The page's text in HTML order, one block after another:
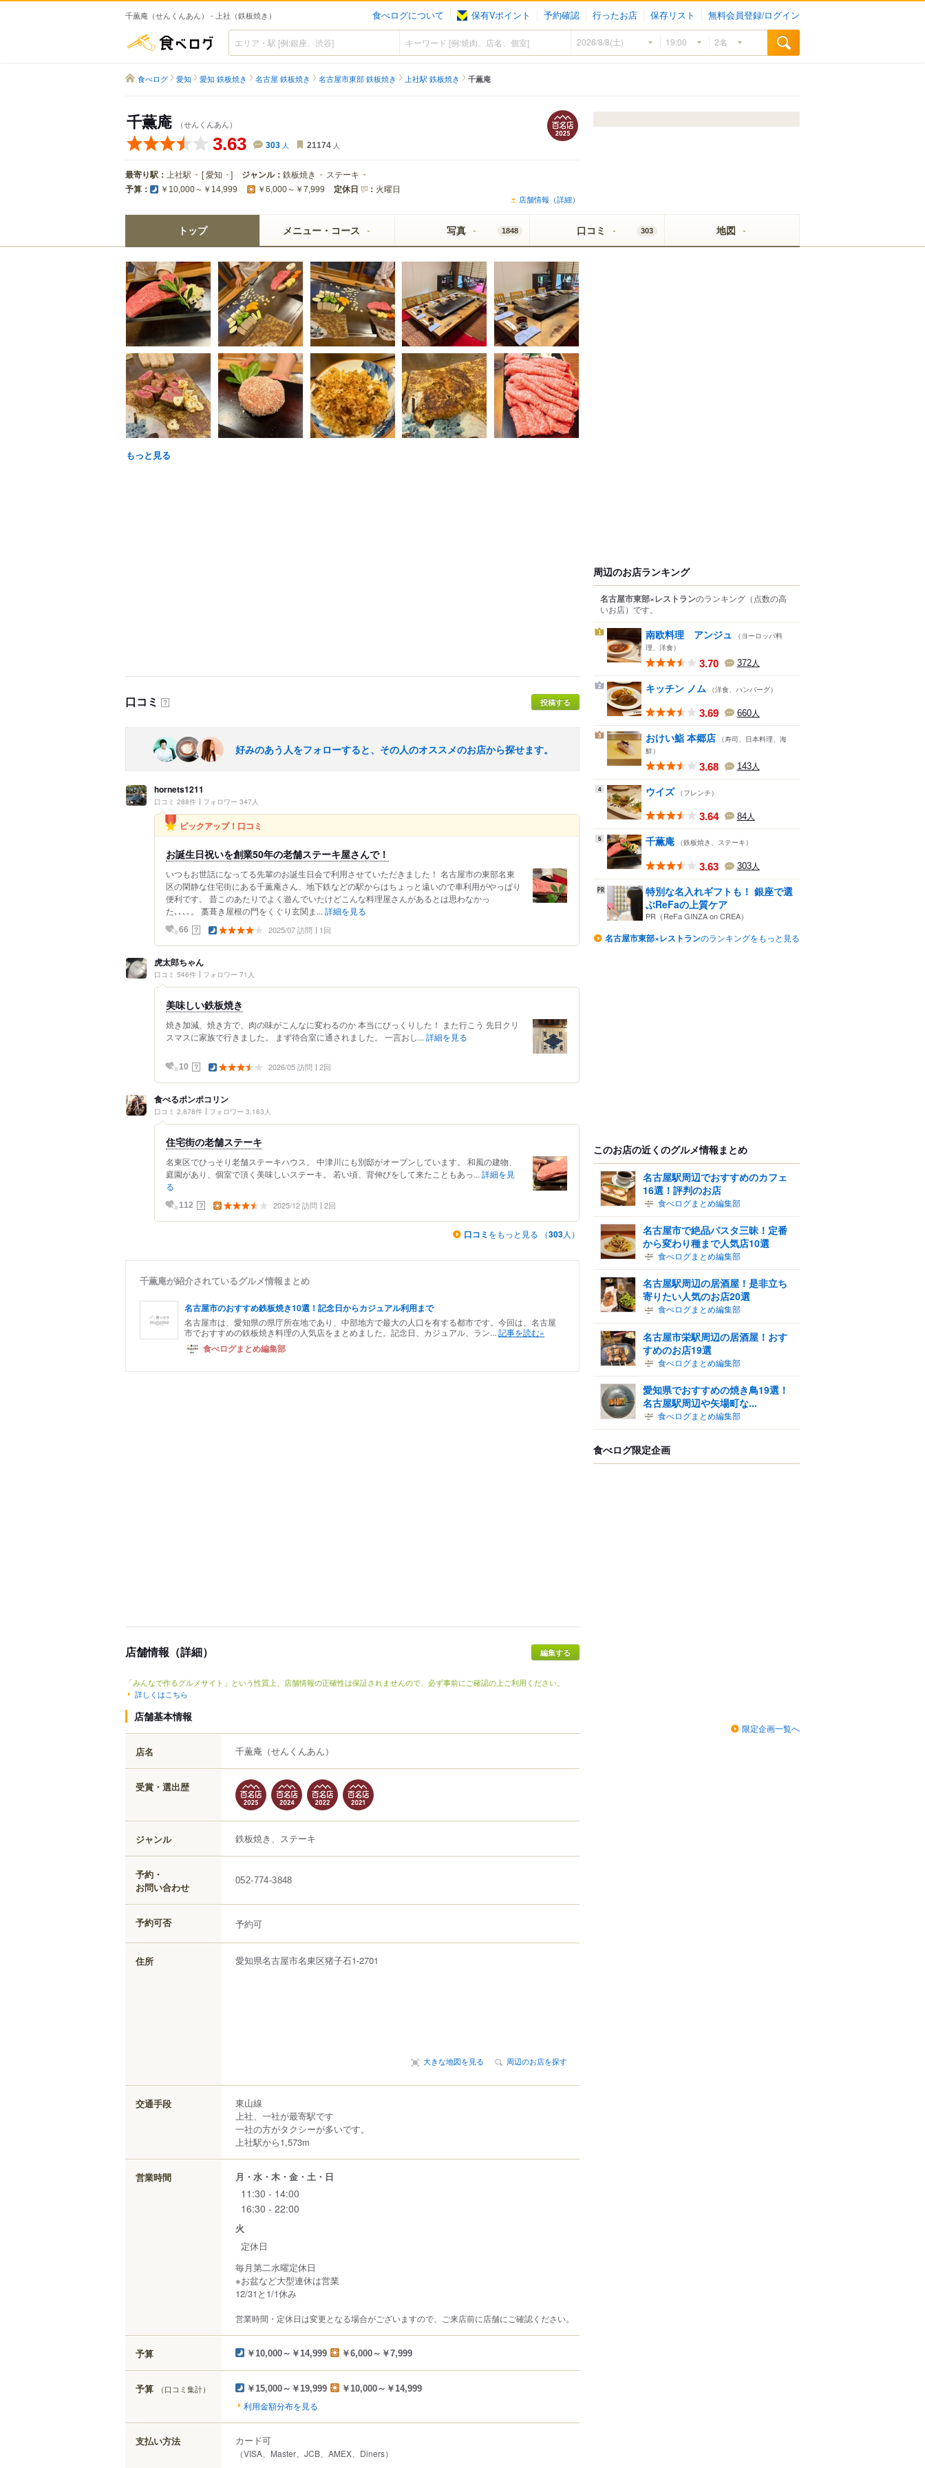
千薫庵（せんくんあん） - 上社（鉄板焼き） 食べログについて 保有Vポイント 予約確認 行ったお店 保存リスト 無料会員登録/ログイン
食べログ
食べログ 愛知 愛知 鉄板焼き 名古屋 鉄板焼き 名古屋市東部 鉄板焼き 上社駅 鉄板焼き 千薫庵
千薫庵 （せんくんあん）
3.63 303 人 21174 人
最寄り駅： 上社駅 [愛知 ] ジャンル： 鉄板焼き ステーキ
予算： ￥10,000～￥14,999 ￥6,000～￥7,999 定休日 ： 火曜日
店舗情報（詳細）
トップ メニュー・コース 写真 1848 口コミ 303 地図
もっと見る
口コミ ？ 投稿する
好みのあう人をフォローすると、その人のオススメのお店から探せます。
hornets1211
口コミ 288件 フォロワー 347人
ピックアップ！口コミ
お誕生日祝いを創業50年の老舗ステーキ屋さんで！
いつもお世話になってる先輩のお誕生日会で利用させていただきました！ 名古屋市の東部名東
区の閑静な住宅街にある千薫庵さん、地下鉄などの駅からはちょっと遠いので車利用がやっぱり
便利です。 昔このあたりでよく遊んでいたけどこんな料理屋さんがあるとは思わなかっ
た､､､､。 藁葺き屋根の門をくぐり玄関ま... 詳細を見る
66 ？ 2025/07 訪問 1回
虎太郎ちゃん
口コミ 546件 フォロワー 71人
美味しい鉄板焼き
焼き加減、焼き方で、肉の味がこんなに変わるのか 本当にびっくりした！ また行こう 先日クリ
スマスに家族で行きました。 まず待合室に通されました。 一言おし... 詳細を見る
10 ？ 2026/05 訪問 2回
食べるポンポコリン
口コミ 2,878件 フォロワー 3,163人
住宅街の老舗ステーキ
名東区でひっそり老舗ステーキハウス。 中津川にも別邸がオープンしています。 和風の建物、
庭園があり、個室で頂く美味しいステーキ。 若い頃、背伸びをして来たこともあっ... 詳細を見
る
112 ？ 2025/12 訪問 2回
口コミ をもっと見る （303人）
千薫庵が紹介されているグルメ情報まとめ
名古屋市のおすすめ鉄板焼き10選！記念日からカジュアル利用まで
名古屋市は、愛知県の県庁所在地であり、中部地方で最大の人口を有する都市です。今回は、名古屋
市でおすすめの鉄板焼き料理の人気店をまとめました。記念日、カジュアル、ラン... 記事を読む»
食べログまとめ編集部
店舗情報（詳細）
「みんなで作るグルメサイト」という性質上、店舗情報の正確性は保証されませんので、必ず事前にご確認の上ご利用ください。
詳しくはこちら
店舗基本情報
店名 千薫庵 （せんくんあん）
受賞・選出歴
ジャンル 鉄板焼き、ステーキ
予約・
お問い合わせ
052-774-3848
予約可否 予約可
住所 愛知県名古屋市名東区猪子石1-2701
大きな地図を見る 周辺のお店を探す
交通手段
東山線
上社、一社が最寄駅です
一社の方がタクシーが多いです。
上社駅から1,573m
営業時間 月・水・木・金・土・日
11:30 - 14:00
16:30 - 22:00
火
定休日
毎月第二水曜定休日
※お盆など大型連休は営業
12/31と1/1休み
営業時間・定休日は変更となる場合がございますので、ご来店前に店舗にご確認ください。
予算 ￥10,000～￥14,999 ￥6,000～￥7,999
予算 （口コミ集計） ￥15,000～￥19,999 ￥10,000～￥14,999
利用金額分布を見る
支払い方法 カード可
（VISA、Master、JCB、AMEX、Diners）
周辺のお店ランキング
名古屋市東部×レストランのランキング （点数の高
いお店） です。
1 南欧料理 アンジュ
（ヨーロッパ料
理、洋食）
3.70 372人
2 キッチン ノム （洋食、ハンバーグ）
3.69 660人
3 おけい鮨 本郷店 （寿司、日本料理、海
鮮）
3.68 143人
4 ウイズ （フレンチ）
3.64 84人
5 千薫庵 （鉄板焼き、ステーキ）
3.63 303人
特別な名入れギフトも！ 銀座で選
ぶReFaの上質ケア
PR（ReFa GINZA on CREA）
名古屋市東部×レストランのランキングをもっと見る
このお店の近くのグルメ情報まとめ
名古屋駅周辺でおすすめのカフェ
16選！評判のお店
食べログまとめ編集部
名古屋市で絶品パスタ三昧！定番
から変わり種まで人気店10選
食べログまとめ編集部
名古屋駅周辺の居酒屋！是非立ち
寄りたい人気のお店20選
食べログまとめ編集部
名古屋市栄駅周辺の居酒屋！おす
すめのお店19選
食べログまとめ編集部
愛知県でおすすめの焼き鳥19選！
名古屋駅周辺や矢場町な...
食べログまとめ編集部
食べログ限定企画
限定企画一覧へ